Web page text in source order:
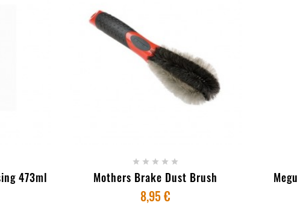
473ml
    
Mothers Brake Dust Brush
8,95 €
+